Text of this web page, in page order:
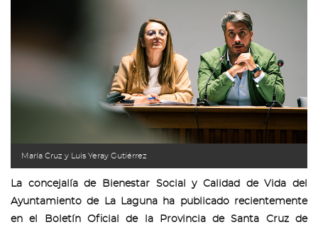
María Cruz y Luis Yeray Gutiérrez
La concejalía de Bienestar Social y Calidad de Vida del
Ayuntamiento de La Laguna ha publicado recientemente
en el Boletín Oficial de la Provincia de Santa Cruz de